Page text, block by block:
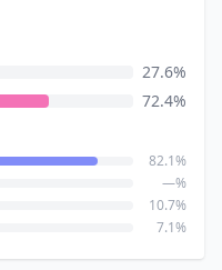
27.6%
72.4%
82.1%
—%
10.7%
7.1%